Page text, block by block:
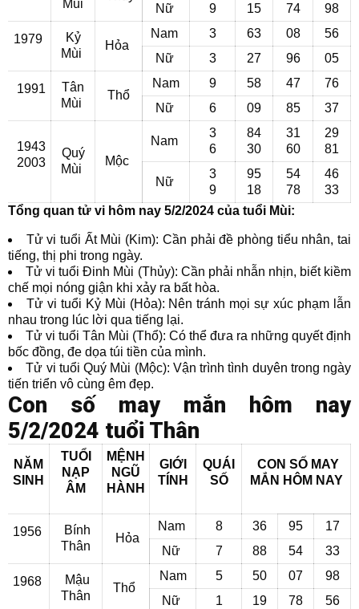
Mùi
Nữ
9 15 74 98
1979
Kỷ
Mùi
Hỏa
Nam 3 63 08
56
Nữ
3 27 96 05
1991
Tân
Mùi
Thổ
Nam 9 58 47
76
Nữ
6 09 85 37
1943
2003
Quý
Mùi
Mộc
Nam
3
6
84
30
31
60
29
81
Nữ
3
9
95
18
54
78
46
33
Tổng quan tử vi hôm nay 5/2/2024 của tuổi Mùi:
Tử vi tuổi Ất Mùi (Kim): Cần phải đề phòng tiểu nhân, tai
tiếng, thị phi trong ngày.
Tử vi tuổi Đinh Mùi (Thủy): Cần phải nhẫn nhịn, biết kiềm
chế mọi nóng giận khi xảy ra bất hòa.
Tử vi tuổi Kỷ Mùi (Hỏa): Nên tránh mọi sự xúc phạm lẫn
nhau trong lúc lời qua tiếng lại.
Tử vi tuổi Tân Mùi (Thổ): Có thể đưa ra những quyết định
bốc đồng, đe dọa túi tiền của mình.
Tử vi tuổi Quý Mùi (Mộc): Vận trình tình duyên trong ngày
tiến triển vô cùng êm đẹp.
Con số may mắn hôm nay
5/2/2024 tuổi Thân
NĂM
SINH
TUỔI
NẠP
ÂM
MỆNH
NGŨ
HÀNH
GIỚI
TÍNH
QUÁI
SỐ
CON SỐ MAY
MẮN HÔM NAY
1956
Bính
Thân
Hỏa
Nam 8 36 95
17
Nữ
7 88 54 33
1968
Mậu
Thân
Thổ
Nam 5 50 07
98
Nữ
1 19 78 56